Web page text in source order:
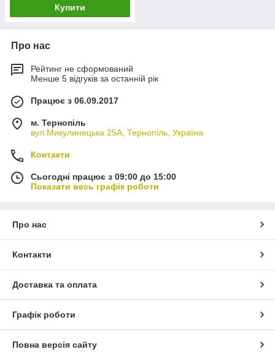
Купити
Про нас
Рейтинг не сформований
Менше 5 відгуків за останній рік
Працює з 06.09.2017
м. Тернопіль
вул.Микулинецька 25А, Тернопіль, Україна
Контакти
Сьогодні працює з 09:00 до 15:00
Показати весь графік роботи
Про нас
Контакти
Доставка та оплата
Графік роботи
Повна версія сайту